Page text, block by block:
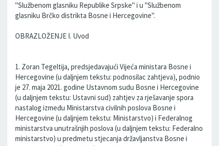
"Službenom glasniku Republike Srpske" i u "Službenom
glasniku Brčko distrikta Bosne i Hercegovine".
OBRAZLOŽENJE I. Uvod
1. Zoran Tegeltija, predsjedavajući Vijeća ministara Bosne i
Hercegovine (u daljnjem tekstu: podnosilac zahtjeva), podnio
je 27. maja 2021. godine Ustavnom sudu Bosne i Hercegovine
(u daljnjem tekstu: Ustavni sud) zahtjev za rješavanje spora
nastalog između Ministarstva civilnih poslova Bosne i
Hercegovine (u daljnjem tekstu: Ministarstvo) i Federalnog
ministarstva unutrašnjih poslova (u daljnjem tekstu: Federalno
ministarstvo) u predmetu stjecanja državljanstva Bosne i